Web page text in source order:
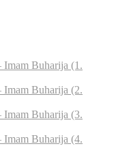
Buharija (1.
Buharija (2.
Buharija (3.
Buharija (4.